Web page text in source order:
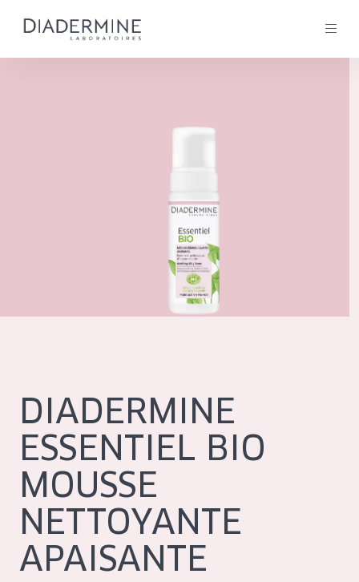
Réduction des rides
Régénération de la peau
Raffermissement de la peau
Peau ménopausée
TYPE DE PRODUIT
Crème de Jour
TOUS LES PRODUIT
Spanish
Greek
DIADERMINE
ESSENTIEL BIO
MOUSSE
NETTOYANTE
APAISANTE